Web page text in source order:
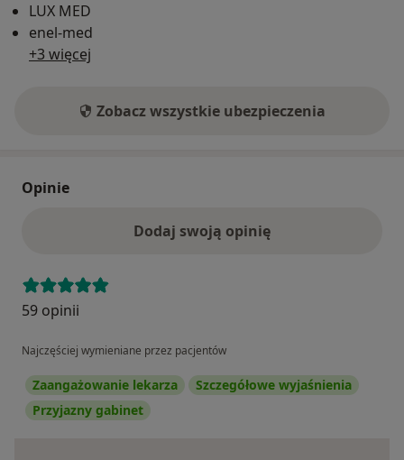
LUX MED
enel-med
+3 więcej
Zobacz wszystkie ubezpieczenia
Opinie
Dodaj swoją opinię
59 opinii
Najczęściej wymieniane przez pacjentów
Zaangażowanie lekarza
Szczegółowe wyjaśnienia
Przyjazny gabinet